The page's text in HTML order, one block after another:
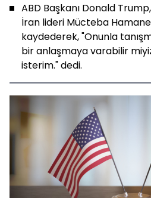
ABD Başkanı Donald
İran lideri Mücteba
kaydederek, "Onunla
bir anlaşmaya varabilir
isterim." dedi.